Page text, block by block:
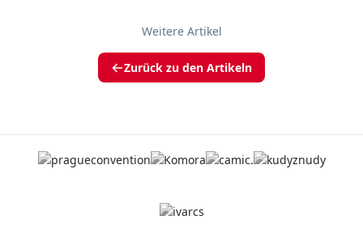
Weitere Artikel
Zurück zu den Artikeln